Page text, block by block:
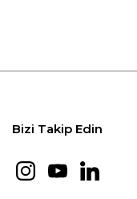
Bizi Takip Edin